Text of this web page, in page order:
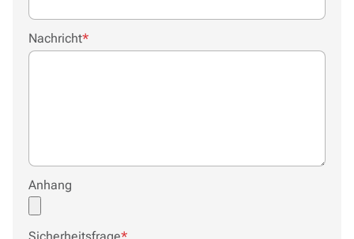
Pflichtfeld
Nachricht*
Anhang
Pflichtfeld